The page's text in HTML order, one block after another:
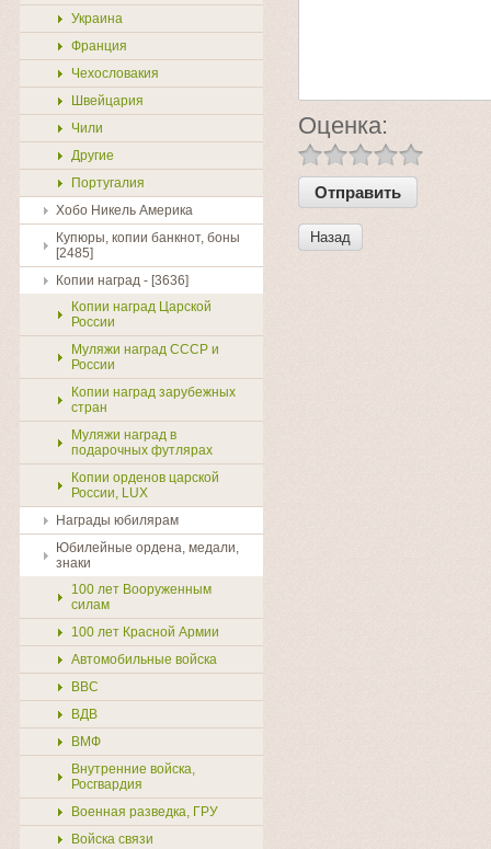
Украина
Франция
Чехословакия
Швейцария
Чили
Другие
Португалия
Хобо Никель Америка
Купюры, копии банкнот, боны
[2485]
Копии наград - [3636]
Копии наград Царской
России
Муляжи наград СССР и
России
Копии наград зарубежных
стран
Муляжи наград в
подарочных футлярах
Копии орденов царской
России, LUX
Награды юбилярам
Юбилейные ордена, медали,
знаки
100 лет Вооруженным
силам
100 лет Красной Армии
Автомобильные войска
ВВС
ВДВ
ВМФ
Внутренние войска,
Росгвардия
Военная разведка, ГРУ
Войска связи
Оценка:
Назад